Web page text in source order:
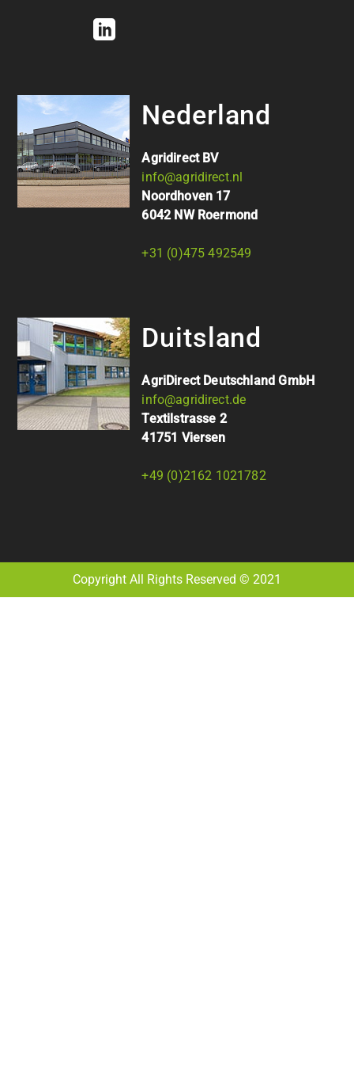
Nederland
Agridirect BV
info@agridirect.nl
Noordhoven 17
6042 NW Roermond
+31 (0)475 492549
Duitsland
AgriDirect Deutschland GmbH
info@agridirect.de
Textilstrasse 2
41751 Viersen
+49 (0)2162 1021782
Copyright All Rights Reserved © 2021